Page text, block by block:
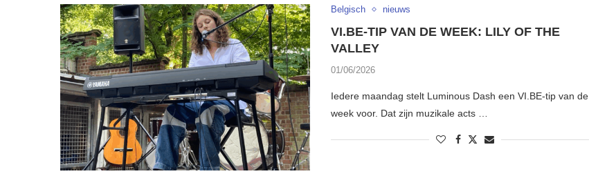
Belgisch nieuws
VI.BE-TIP VAN DE WEEK: LILY OF THE
VALLEY
01/06/2026
Iedere maandag stelt Luminous Dash een VI.BE-tip van de
week voor. Dat zijn muzikale acts …